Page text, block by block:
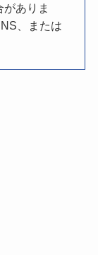
ありま
、または